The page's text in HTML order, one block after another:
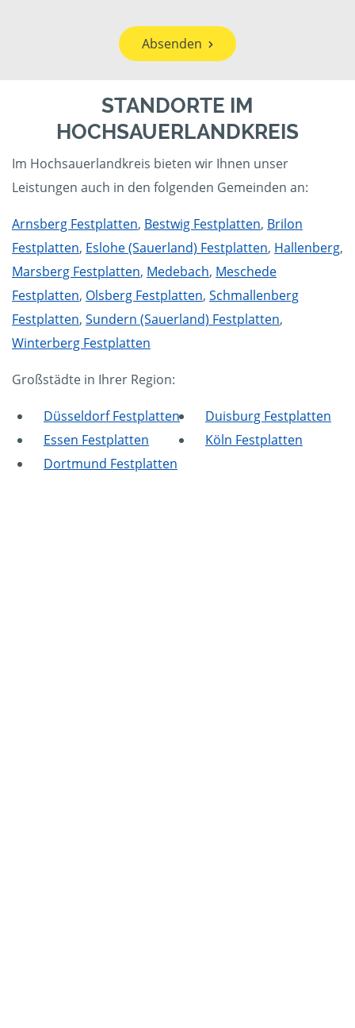
Absenden
STANDORTE IM
HOCHSAUERLANDKREIS
Im Hochsauerlandkreis bieten wir Ihnen unser
Leistungen auch in den folgenden Gemeinden an:
Arnsberg Festplatten, Bestwig Festplatten, Brilon
Festplatten, Eslohe (Sauerland) Festplatten, Hallenberg,
Marsberg Festplatten, Medebach, Meschede
Festplatten, Olsberg Festplatten, Schmallenberg
Festplatten, Sundern (Sauerland) Festplatten,
Winterberg Festplatten
Großstädte in Ihrer Region:
Düsseldorf Festplatten
Duisburg Festplatten
Essen Festplatten
Köln Festplatten
Dortmund Festplatten